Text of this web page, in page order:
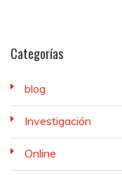
Categorías
blog
Investigación
Online